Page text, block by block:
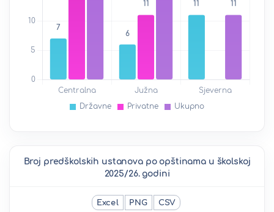
Broj predškolskih ustanova po opštinama u školskoj
2025/26. godini
Excel PNG CSV